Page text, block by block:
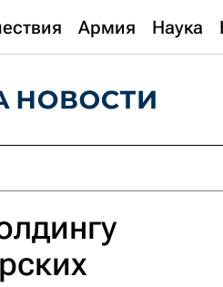
Армия Наука